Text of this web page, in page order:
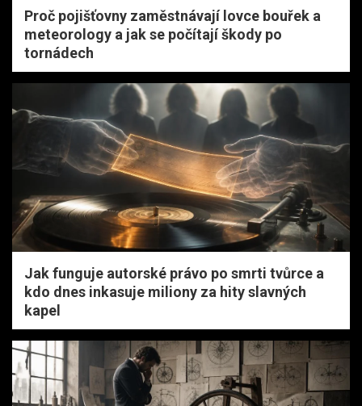
Proč pojišťovny zaměstnávají lovce bouřek a
meteorology a jak se počítají škody po
tornádech
Jak funguje autorské právo po smrti tvůrce a
kdo dnes inkasuje miliony za hity slavných
kapel